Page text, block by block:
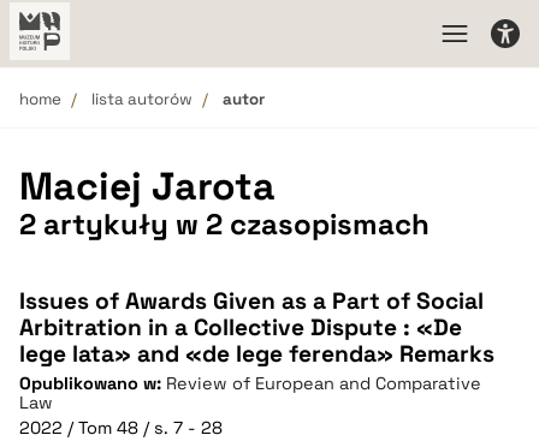
home lista autorów autor
Maciej Jarota
2 artykuły w 2 czasopismach
Issues of Awards Given as a Part of Social
Arbitration in a Collective Dispute : «De
lege lata» and «de lege ferenda» Remarks
Opublikowano w: Review of European and Comparative
Law
2022 / Tom 48 / s. 7 - 28